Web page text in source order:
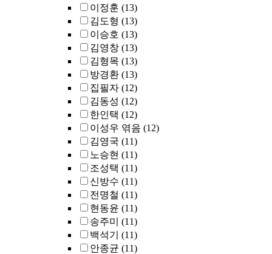
이정훈 (13)
김도형 (13)
이승호 (13)
김영창 (13)
김형목 (13)
방경환 (13)
집필자 (12)
김동성 (12)
한인택 (12)
이성우 엮음 (12)
김영국 (11)
노승현 (11)
조성택 (11)
신방수 (11)
전명철 (11)
현동윤 (11)
송주미
(11)
백석기
(11)
안종균 (11)